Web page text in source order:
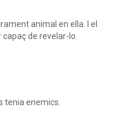
animal en ella. I el
de revelar-lo.
tenia enemics.